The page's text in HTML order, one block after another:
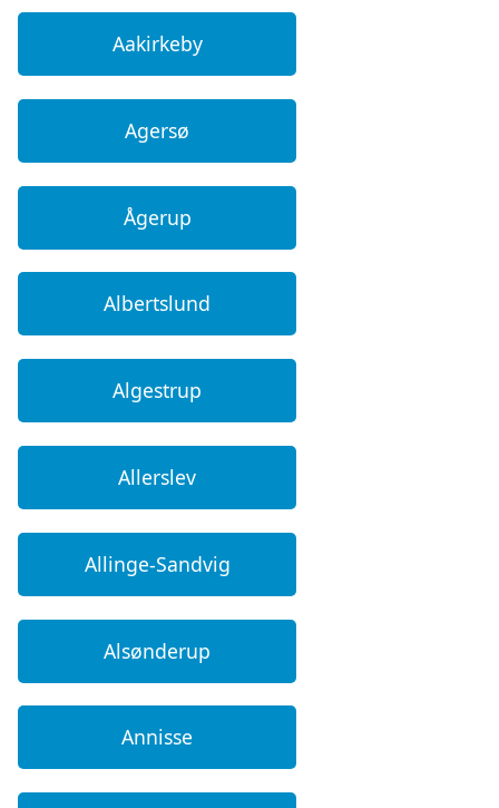
Aakirkeby
Agersø
Ågerup
Albertslund
Algestrup
Allerslev
Allinge-Sandvig
Alsønderup
Annisse